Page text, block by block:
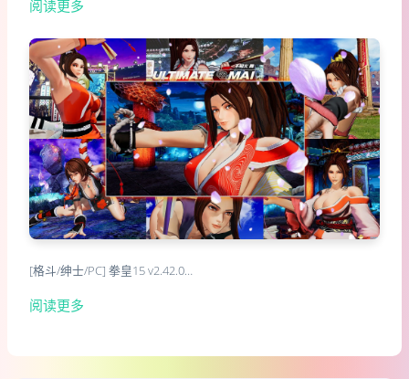
阅读更多
[格斗/绅士/PC] 拳皇15 v2.42.0…
阅读更多